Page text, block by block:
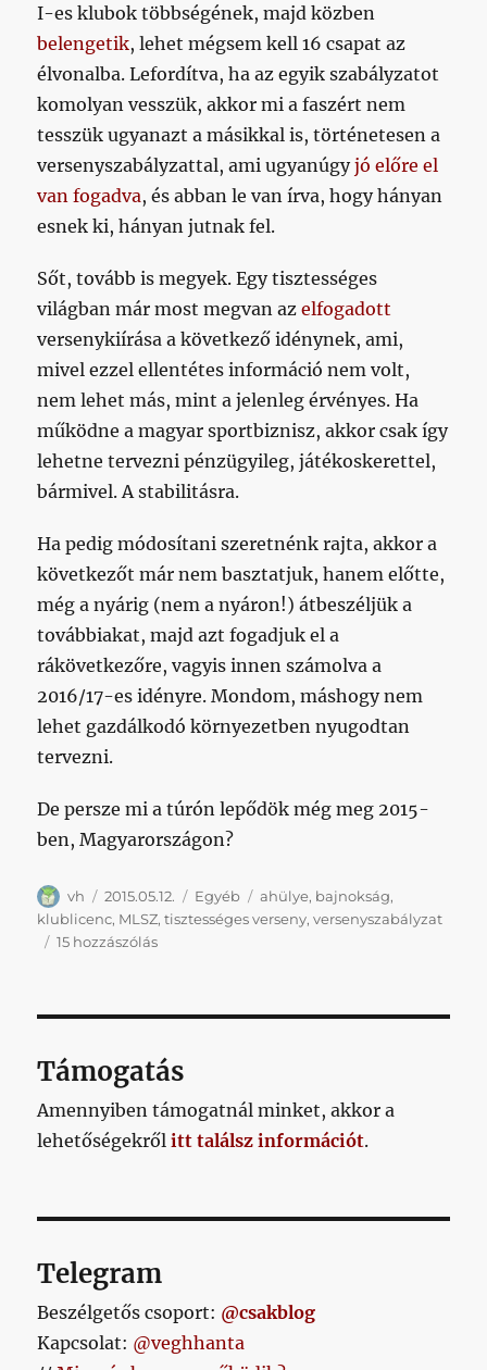
I-es klubok többségének, majd közben
belengetik, lehet mégsem kell 16 csapat az
élvonalba. Lefordítva, ha az egyik szabályzatot
komolyan vesszük, akkor mi a faszért nem
tesszük ugyanazt a másikkal is, történetesen a
versenyszabályzattal, ami ugyanúgyjó előre el
van fogadva, és abban le van írva, hogy hányan
esnek ki, hányan jutnak fel.
Sőt, tovább is megyek. Egy tisztességes
világban már most megvan azelfogadott
versenykiírása a következő idénynek, ami,
mivel ezzel ellentétes információ nem volt,
nem lehet más, mint a jelenleg érvényes. Ha
működne a magyar sportbiznisz, akkor csak így
lehetne tervezni pénzügyileg, játékoskerettel,
bármivel. A stabilitásra.
Ha pedig módosítani szeretnénk rajta, akkor a
következőt már nem basztatjuk, hanem előtte,
még a nyárig (nem a nyáron!) átbeszéljük a
továbbiakat, majd azt fogadjuk el a
rákövetkezőre, vagyis innen számolva a
2016/17-es idényre. Mondom, máshogy nem
lehet gazdálkodó környezetben nyugodtan
tervezni.
De persze mi a túrón lepődök még meg 2015-
ben, Magyarországon?
Szerző
vh Közzétéve
2015.05.12. Kategória
Egyéb Címke
ahülye, bajnokság,
klublicenc, MLSZ,tisztességes verseny,versenyszabályzat
15 hozzászólásTényleg
a
következő
idénytől
alacsonyabb
létszámmal
a
bejegyzéshez
Támogatás
Amennyiben támogatnál minket, akkor a
lehetőségekrőlitt találsz információt.
Telegram
Beszélgetős csoport: @csakblog
Kapcsolat: @veghhanta